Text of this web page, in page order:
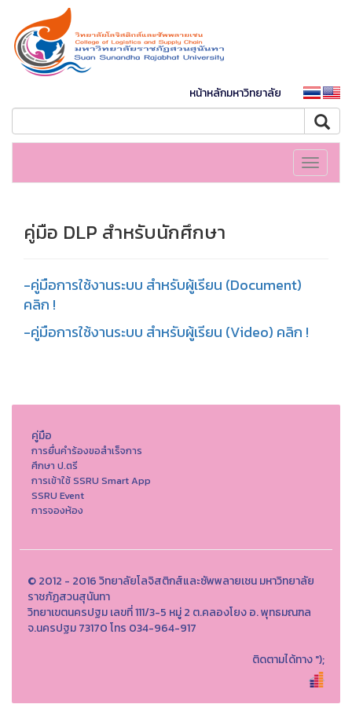
หน้าหลักมหาวิทยาลัย
Toggle
คู่มือ DLP สำหรับนักศึกษา
-คู่มือการใช้งานระบบ สำหรับผู้เรียน (Document)
คลิก !
-คู่มือการใช้งานระบบ สำหรับผู้เรียน (Video) คลิก !
คู่มือ
การยื่นคำร้องขอสำเร็จการ
ศึกษา ป.ตรี
การเข้าใช้ SSRU Smart App
SSRU Event
การจองห้อง
© 2012 - 2016 วิทยาลัยโลจิสติกส์และซัพพลายเชน มหาวิทยาลัย
ราชภัฏสวนสุนันทา
วิทยาเขตนครปฐม เลขที่ 111/3-5 หมู่ 2 ต.คลองโยง อ. พุทธมณฑล
จ.นครปฐม 73170 โทร 034-964-917
ติดตามได้ทาง");